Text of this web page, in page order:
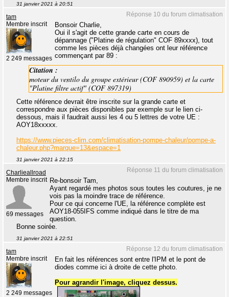
31 janvier 2021 à 20:51
Réponse 10 du forum climatisation
tam
Membre inscrit
2 249 messages
Bonsoir Charlie,
Oui il s'agit de cette grande carte en cours de
dépannage ("Platine de régulation" COF 89xxxx), tout
comme les pièces déjà changées ont leur référence
commençant par 89 :
Citation :
moteur du ventilo du groupe extérieur (COF 890959) et la carte
"Platine filtre actif" (COF 897319)
Cette référence devrait être inscrite sur la grande carte et
correspondre aux pièces disponibles par exemple sur le lien ci-
dessous, mais il faudrait aussi les 4 ou 5 lettres de votre UE :
AOY18xxxxx.
https://www.pieces-clim.com/climatisation-pompe-chaleur/pompe-a-
chaleur.php?marque=13&espace=1
31 janvier 2021 à 22:15
Réponse 11 du forum climatisation
Charlieallroad
Membre inscrit
69 messages
Re-bonsoir Tam,
Ayant regardé mes photos sous toutes les coutures, je ne
vois pas la moindre trace de référence.
Pour ce qui concerne l'UE, la référence complète est
AOY18-055IFS comme indiqué dans le titre de ma
question.
Bonne soirée.
31 janvier 2021 à 22:51
Réponse 12 du forum climatisation
tam
Membre inscrit
2 249 messages
En fait les références sont entre l'IPM et le pont de
diodes comme ici à droite de cette photo.
Pour agrandir l'image, cliquez dessus.